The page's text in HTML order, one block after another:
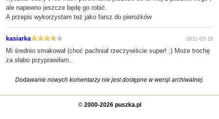
ale napewno jeszcze będę go robić.
A przepis wykorzystam też jako farsz do pierożków
kasiarka 2011-03-18
Mi średnio smakował (choć pachniał rzeczywiście super! ;) Może trochę
za słabo przyprawiłam..
Dodawanie nowych komentarzy nie jest dostępne w wersji archiwalnej.
© 2000-2026 puszka.pl